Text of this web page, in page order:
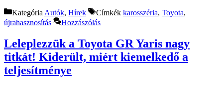
Kategória Autók, Hírek Címkék karosszéria, Toyota,
újrahasznosítás
Hozzászólás
Leleplezzük a Toyota GR Yaris nagy
titkát! Kiderült, miért kiemelkedő a
teljesítménye